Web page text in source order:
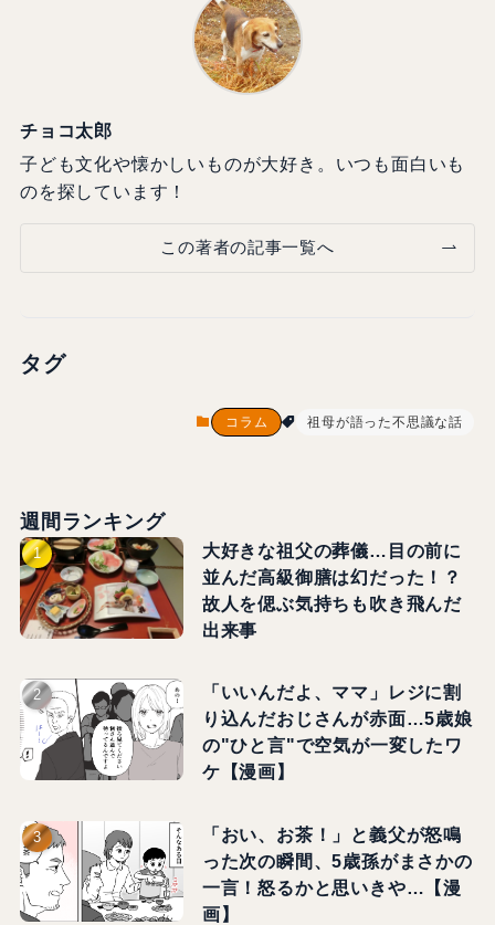
チョコ太郎
子ども文化や懐かしいものが大好き。いつも面白いも
のを探しています！
この著者の記事一覧へ
タグ
コラム 祖母が語った不思議な話
週間ランキング
大好きな祖父の葬儀…目の前に
並んだ高級御膳は幻だった！？
故人を偲ぶ気持ちも吹き飛んだ
出来事
「いいんだよ、ママ」レジに割
り込んだおじさんが赤面…5歳娘
の"ひと言"で空気が一変したワ
ケ【漫画】
「おい、お茶！」と義父が怒鳴
った次の瞬間、5歳孫がまさかの
一言！怒るかと思いきや…【漫
画】